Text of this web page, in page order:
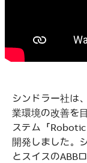
シンドラー社は
業環境の改善を
ステム「
開発しました。
とスイスのABB